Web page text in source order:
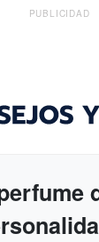
PUBLICIDAD